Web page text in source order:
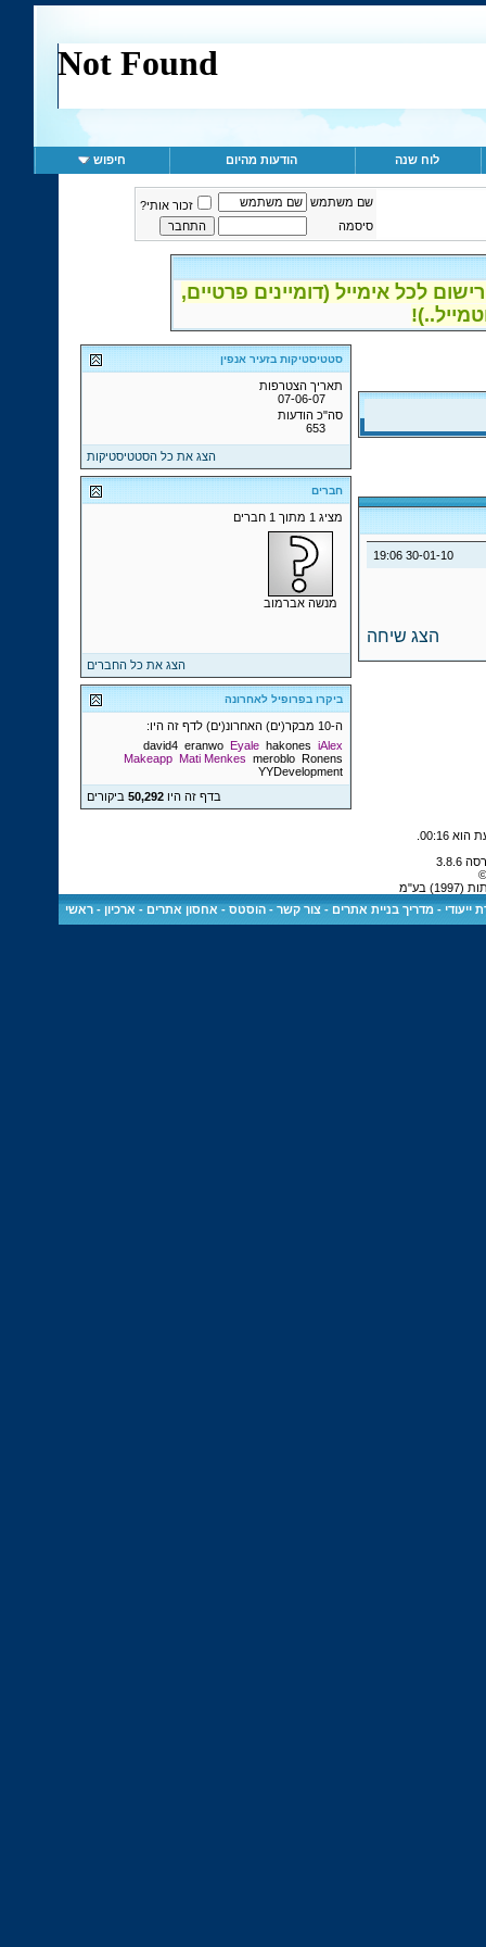
לוח שנה הודעות מהיום חיפוש
שם משתמש
זכור אותי?
סיסמה
לכל אימייל (דומיינים פרטיים,
30-01-10
19:06
הצג שיחה
סטטיסטיקות בזעיר אנפין
תאריך הצטרפות
07-06-07
סה"כ הודעות
653
הצג את כל הסטטיסטיקות
חברים
מציג 1 מתוך 1 חברים
מנשה אברמוב
הצג את כל החברים
ביקרו בפרופיל לאחרונה
ה-10 מבקר(ים) האחרונ(ים) לדף זה היו:
david4 eranwo Eyale hakones iAlex
Makeapp Mati Menkes meroblo Ronens
YYDevelopment
בדף זה היו50,292 ביקורים
00:16
בע"מ
ייעודי -מדריך בניית אתרים -צור קשר -הוסטס - אחסון אתרים - ארכיון -ראשי